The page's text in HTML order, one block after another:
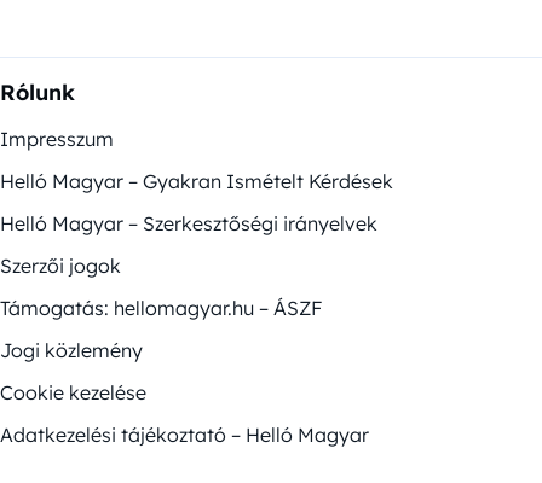
Rólunk
Impresszum
Helló Magyar – Gyakran Ismételt Kérdések
Helló Magyar – Szerkesztőségi irányelvek
Szerzői jogok
Támogatás: hellomagyar.hu – ÁSZF
Jogi közlemény
Cookie kezelése
Adatkezelési tájékoztató – Helló Magyar